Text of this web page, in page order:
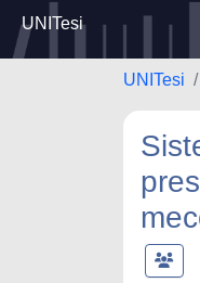
UNITesi
UNITesi